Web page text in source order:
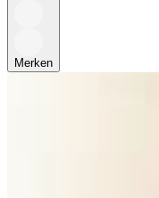
Merken